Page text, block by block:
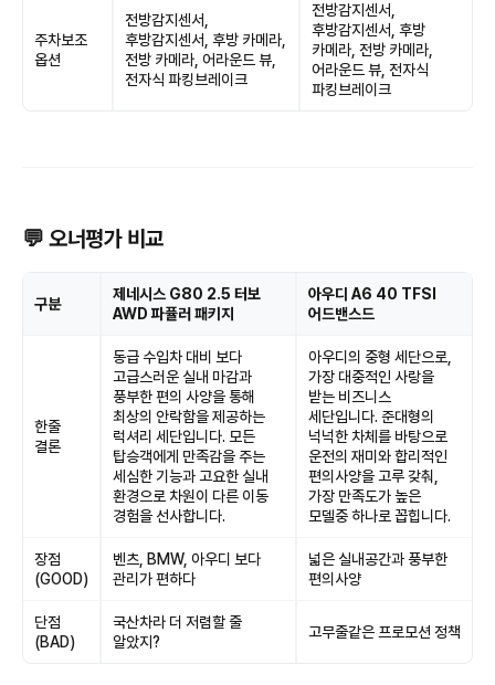
주차보조
옵션
전방감지센서,
후방감지센서, 후방 카메라,
전방 카메라, 어라운드 뷰,
전자식 파킹브레이크
전방감지센서,
후방감지센서, 후방
카메라, 전방 카메라,
어라운드 뷰, 전자식
파킹브레이크
💬 오너평가 비교
구분
제네시스 G80 2.5 터보
AWD 파퓰러 패키지
아우디 A6 40 TFSI
어드밴스드
한줄
결론
동급 수입차 대비 보다
고급스러운 실내 마감과
풍부한 편의 사양을 통해
최상의 안락함을 제공하는
럭셔리 세단입니다. 모든
탑승객에게 만족감을 주는
세심한 기능과 고요한 실내
환경으로 차원이 다른 이동
경험을 선사합니다.
아우디의 중형 세단으로,
가장 대중적인 사랑을
받는 비즈니스
세단입니다. 준대형의
넉넉한 차체를 바탕으로
운전의 재미와 합리적인
편의사양을 고루 갖춰,
가장 만족도가 높은
모델중 하나로 꼽힙니다.
장점
(GOOD)
벤츠, BMW, 아우디 보다
관리가 편하다
넓은 실내공간과 풍부한
편의사양
단점
(BAD)
국산차라 더 저렴할 줄
알았지?
고무줄같은 프로모션 정책